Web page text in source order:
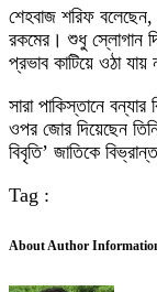
শেহবাজ শরিফ বলেছেন,
রকমের। শুধু স্লোগান
প্রভাব কাটিয়ে ওঠা যায়
সারা পাকিস্তানে
ওপর জোর দিয়েছেন
বিবৃতি’ জাতিকে
Tag :
About Author